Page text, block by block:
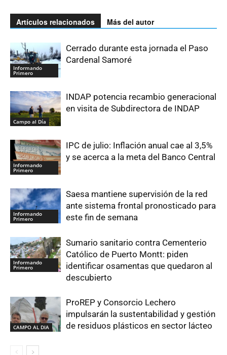
Artículos relacionados Más del autor
Informando
Primero
Cerrado durante esta jornada el Paso
Cardenal Samoré
Campo al Día
INDAP potencia recambio generacional
en visita de Subdirectora de INDAP
Informando
Primero
IPC de julio: Inflación anual cae al 3,5%
y se acerca a la meta del Banco Central
Informando
Primero
Saesa mantiene supervisión de la red
ante sistema frontal pronosticado para
este fin de semana
Informando
Primero
Sumario sanitario contra Cementerio
Católico de Puerto Montt: piden
identificar osamentas que quedaron al
descubierto
CAMPO AL DIA
ProREP y Consorcio Lechero
impulsarán la sustentabilidad y gestión
de residuos plásticos en sector lácteo